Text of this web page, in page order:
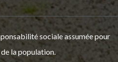
sociale assumée pour
la population.